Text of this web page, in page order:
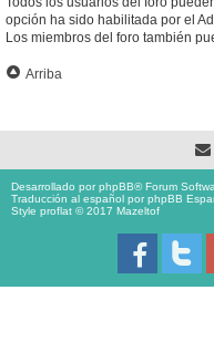
opción ha sido habilitada por el
Los miembros del foro también
Arriba
Desarrollado porphpBB® Forum
Traducción al español porphpBB
Style proflat © 2017 Mazeltof